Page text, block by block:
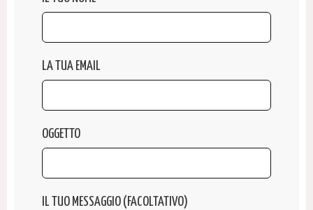
LA TUA EMAIL
OGGETTO
IL TUO MESSAGGIO (FACOLTATIVO)